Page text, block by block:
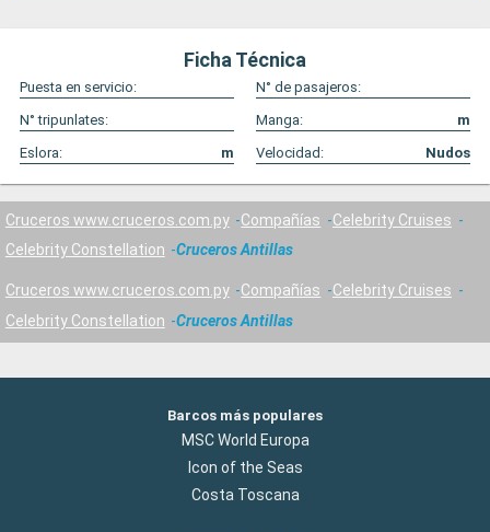
Ficha Técnica
Puesta en servicio:
N° de pasajeros:
N° tripunlates:
Manga:
m
Eslora:
m Velocidad: Nudos
Cruceros www.cruceros.com.py Compañías
Celebrity Cruises
Celebrity Constellation
Cruceros Antillas
Cruceros www.cruceros.com.py Compañías
Celebrity Cruises
Celebrity Constellation
Cruceros Antillas
Barcos más populares
MSC World Europa
Icon of the Seas
Costa Toscana